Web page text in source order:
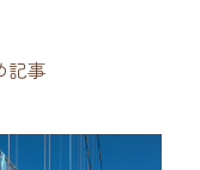
記事